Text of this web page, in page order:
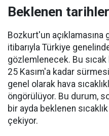
Beklenen tarihler
Bozkurt'un açıklamasına
itibarıyla Türkiye
gözlemlenecek. Bu sıcak
25 Kasım'a kadar
genel olarak hava
öngörülüyor. Bu durum,
bir ayda beklenen
çekiyor.